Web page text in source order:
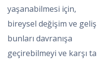
yaşanabilmesi için,
bireysel değişim ve
bunları davranışa
geçirebilmeyi ve karşı